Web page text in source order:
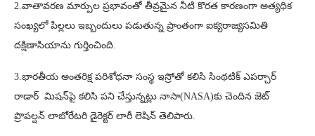
2.వాతావరణ మార్పుల ప్రభావంతో తీవ్రమైన నీటి కొరత కారణంగా అత్యధిక
సంఖ్యలో పిల్లలు ఇబ్బందులు పడుతున్న ప్రాంతంగా ఐక్యరాజ్యసమితి
దక్షిణాసియాను గుర్తించింది.
3.భారతీయ అంతరిక్ష పరిశోధనా సంస్థ ఇస్రోతో కలిసి సింథటిక్‌ ఎపర్చార్‌
రాడార్‌ మిషన్‌పై కలిసి పని చేస్తున్నట్లు నాసా(NASA)కు చెందిన జెట్‌
ప్రొపల్షన్‌ లాబోరేటరి డైరెక్టర్‌ లారీ లెషిన్‌ తెలిపారు.